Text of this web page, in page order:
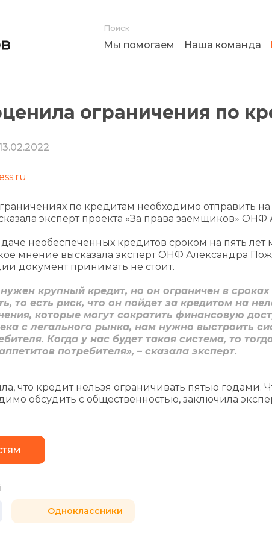
Мы помогаем Наша команда
ограничения по
по кредитам необходимо отправить
эксперт проекта «За права заемщиков»
необеспеченных кредитов сроком на пять
мнение высказала эксперт ОНФ Александра
документ принимать не стоит.
нужен крупный кредит, но он ограничен в
то есть риск, что он пойдет за кредитом на
которые могут сократить финансовую
с легального рынка, нам нужно выстроить
Когда у нас будет такая система, то
потребителя», – сказала эксперт.
что кредит нельзя ограничивать пятью годами.
обсудить с общественностью, заключила
Одноклассники